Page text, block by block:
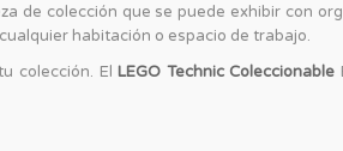
de colección que se puede exhibir con
habitación o espacio de trabajo.
colección. ElLEGO Technic Coleccionable